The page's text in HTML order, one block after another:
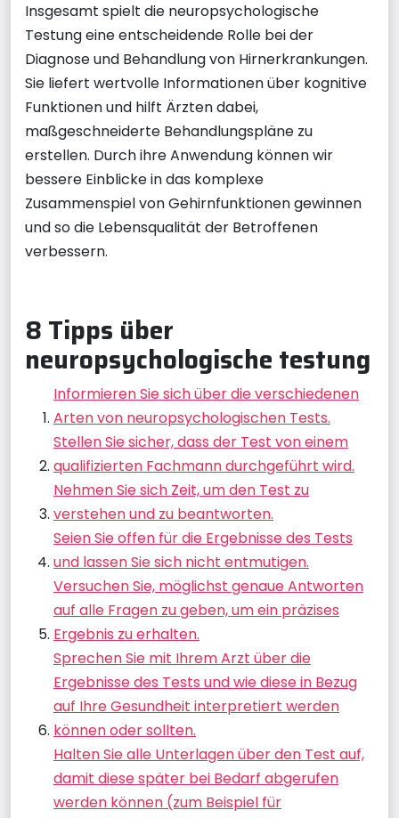
Insgesamt spielt die neuropsychologische
Testung eine entscheidende Rolle bei der
Diagnose und Behandlung von Hirnerkrankungen.
Sie liefert wertvolle Informationen über kognitive
Funktionen und hilft Ärzten dabei,
maßgeschneiderte Behandlungspläne zu
erstellen. Durch ihre Anwendung können wir
bessere Einblicke in das komplexe
Zusammenspiel von Gehirnfunktionen gewinnen
und so die Lebensqualität der Betroffenen
verbessern.
8 Tipps über
neuropsychologische testung
Informieren Sie sich über die verschiedenen
Arten von neuropsychologischen Tests.
Stellen Sie sicher, dass der Test von einem
qualifizierten Fachmann durchgeführt wird.
Nehmen Sie sich Zeit, um den Test zu
verstehen und zu beantworten.
Seien Sie offen für die Ergebnisse des Tests
und lassen Sie sich nicht entmutigen.
Versuchen Sie, möglichst genaue Antworten
auf alle Fragen zu geben, um ein präzises
Ergebnis zu erhalten.
Sprechen Sie mit Ihrem Arzt über die
Ergebnisse des Tests und wie diese in Bezug
auf Ihre Gesundheit interpretiert werden
können oder sollten.
Halten Sie alle Unterlagen über den Test auf,
damit diese später bei Bedarf abgerufen
werden können (zum Beispiel für